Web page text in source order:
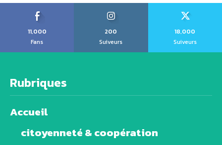
11,000
Fans
200
Suiveurs
18,000
Suiveurs
Rubriques
Accueil
citoyenneté & coopération